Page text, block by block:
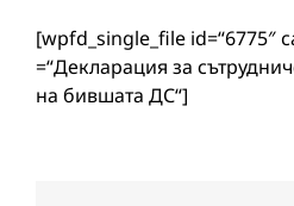
[wpfd_single_file id=“6775″
=“Декларация за
на бившата ДС“]